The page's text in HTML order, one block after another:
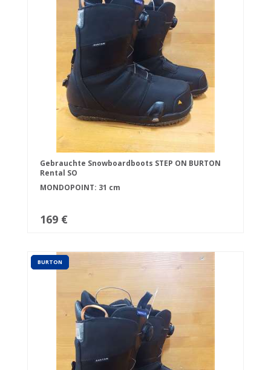
Gebrauchte Snowboardboots STEP ON BURTON
Rental SO
MONDOPOINT: 31 cm
169 €
BURTON